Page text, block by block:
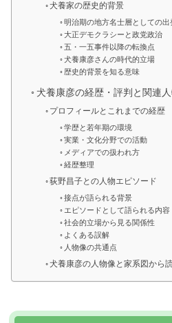
犬養家の歴史的背景
明治期の地方名士層としての出
大正デモクラシーと政党政治
五・一五事件以降の転換点
犬養康彦さんの時代的立場
歴史的背景を知る意味
犬養康彦の経歴・評判と関連
プロフィールとこれまでの経歴
学歴と若年期の環境
実業・文化分野での活動
メディアでの扱われ方
経歴整理
荻野昌子との人物エピソード
接点が語られる背景
エピソードとして語られる内容
社会的立場から見る関係性
よくある誤解
人物像の共通点
犬養康彦の人物像と家系図から